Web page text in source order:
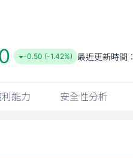
-0.50 (-1.42%) 最近更新時間：
能力 安全性分析